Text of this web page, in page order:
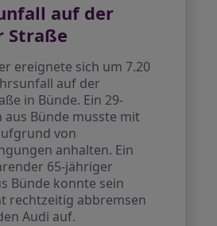
auf der
Straße
ereignete sich um 7.20
auf der
in Bünde. Ein 29-
Bünde musste mit
von
anhalten. Ein
65-jähriger
Bünde konnte sein
rechtzeitig abbremsen
Audi auf.